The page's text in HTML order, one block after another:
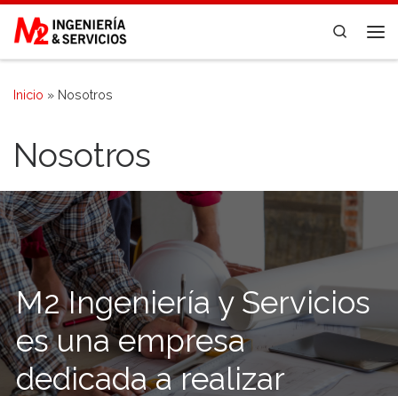
Saltar al contenido
Search
Inicio » Nosotros
Nosotros
M2 Ingeniería y Servicios
es una empresa
dedicada a realizar